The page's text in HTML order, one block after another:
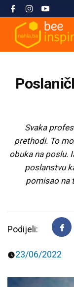
Svaka
prethodi. To
obuka na poslu.
poslanstvu
pomisao na
Podijeli:
23/06/2022
Misija i filozofija
Kontaktirajte
Škola islama
Arapski jezik
Tematski
Seminari i
Kursevi
Osnove islama
Stopama
Žena i islam
Islam i
Porodični život
Islamska
Nahla kao
Analize i studije
Multimedija